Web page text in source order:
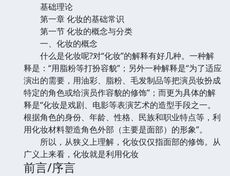
基础理论
第一章 化妆的基础常识
第一节 化妆的概念与分类
一、化妆的概念
什么是化妆呢?对“化妆”的解释有好几种。一种解
释是：“用脂粉等打扮容貌”；另外一种解释是“为了适应
演出的需要，用油彩、脂粉、毛发制品等把演员妆扮成
特定的角色或给演员作容貌的修饰”；而更为具体的解
释是“化妆是戏剧、电影等表演艺术的造型手段之一。
根据角色的身份、年龄、性格、民族和职业特点等，利
用化妆材料塑造角色外部（主要是面部）的形象”。
所以，从狭义上理解，化妆仅仅指面部的修饰。从
广义上来看，化妆就是利用化妆
前言/序言